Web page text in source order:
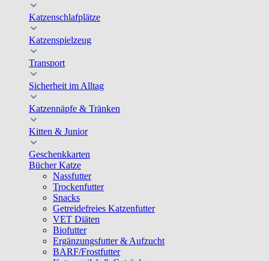
Katzenschlafplätze
Katzenspielzeug
Transport
Sicherheit im Alltag
Katzennäpfe & Tränken
Kitten & Junior
Geschenkkarten
Bücher Katze
Nassfutter
Trockenfutter
Snacks
Getreidefreies Katzenfutter
VET Diäten
Biofutter
Ergänzungsfutter & Aufzucht
BARF/Frostfutter